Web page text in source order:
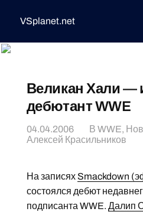
VSplanet.net
Великан Хали —
дебютант WWE
04.04.2006 В WWE,
Алексей Красильников
На записях Smackdown
состоялся дебют
подписанта WWE. Далип